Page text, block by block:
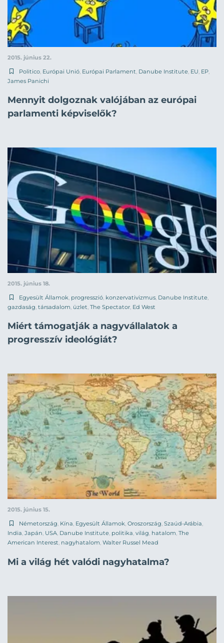
2015. június 22.
Politico, Európai Unió, Európai Parlament, Danube Institute, EU, EP,
James Panichi
Mennyit dolgoznak valójában az európai
parlamenti képviselők?
2015. június 18.
Egyesült Államok, progresszió, konzervativizmus, Danube Institute,
gazdaság, társadalom, üzlet, The Spectator, Ed West
Miért támogatják a nagyvállalatok a
progresszív ideológiát?
2015. június 15.
Németország, Kína, Egyesült Államok, Oroszország, Szaúd-Arábia,
India, Japán, USA, Danube Institute, politika, világ, hatalom, The
American Interest, nagyhatalom, Walter Russel Mead
Mi a világ hét valódi nagyhatalma?